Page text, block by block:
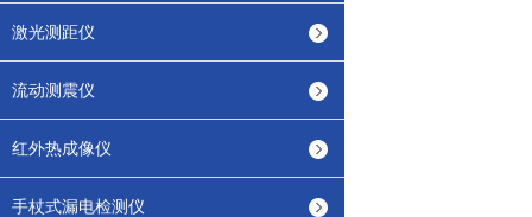
激光测距仪
流动测震仪
红外热成像仪
手杖式漏电检测仪